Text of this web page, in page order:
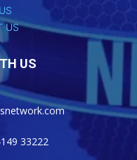
US
US
33222